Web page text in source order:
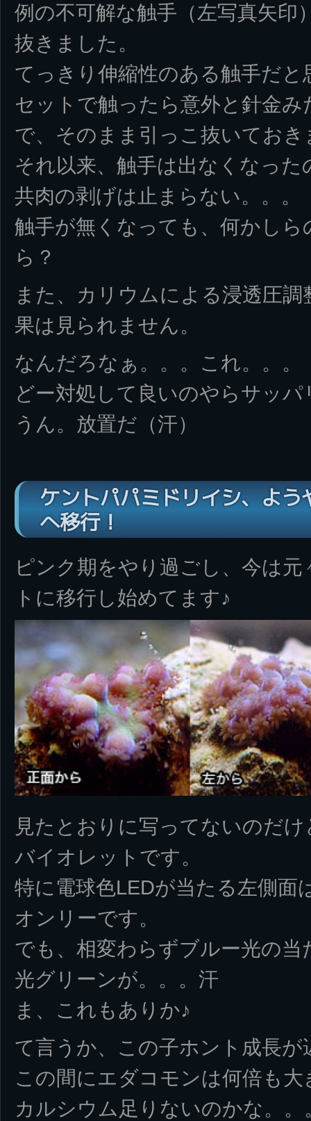
例の不可解な触手（左写真矢印
抜きました。
てっきり伸縮性のある触手だ
セットで触ったら意外と針金
で、そのまま引っこ抜いておき
それ以来、触手は出なくなっ
共肉の剥げは止まらない。。。
触手が無くなっても、何かし
ら？
また、カリウムによる浸透圧
果は見られません。
なんだろなぁ。。。これ。。。
どー対処して良いのやらサッパ
うん。放置だ（汗）
ケントパパミドリイシ、よ
へ移行！
ピンク期をやり過ごし、今は
トに移行し始めてます♪
見たとおりに写ってないのだ
バイオレットです。
特に電球色LEDが当たる左側面
オンリーです。
でも、相変わらずブルー光の当
光グリーンが。。。汗
ま、これもありか♪
て言うか、この子ホント成長が
この間にエダコモンは何倍も
カルシウム足りないのかな。。